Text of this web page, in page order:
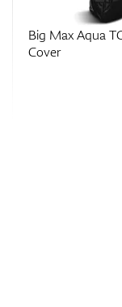
Big Max Aqua
Cover